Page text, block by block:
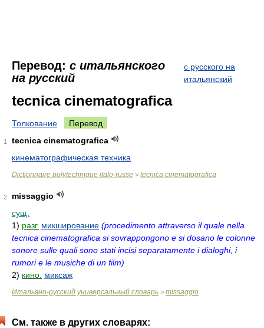
Перевод: с итальянского
на русский
с русского на
итальянский
tecnica cinematografica
Толкование Перевод
1
tecnica cinematografica
кинематографическая техника
Dictionnaire polytechnique italo-russe > tecnica cinematografica
2
missaggio
сущ.
1) разг. микширование (procedimento attraverso il quale nella
tecnica cinematografica si sovrappongono e si dosano le colonne
sonore sulle quali sono stati incisi separatamente i dialoghi, i
rumori e le musiche di un film)
2) кино. миксаж
Итальяно-русский универсальный словарь > missaggio
См. также в других словарях: